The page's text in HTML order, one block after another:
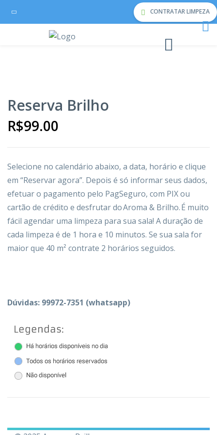
CONTRATAR LIMPEZA
Reserva Brilho
R$99.00
Selecione no calendário abaixo, a data, horário e clique
em “Reservar agora”. Depois é só informar seus dados,
efetuaro pagamento pelo PagSeguro, com PIX ou
cartão de crédito e desfrutar doAroma & Brilho. É muito
fácil agendar uma limpeza para sua sala! A duração de
cada limpeza é de 1 hora e 10 minutos. Se sua sala for
maior que 40 m² contrate 2 horários seguidos.
Dúvidas: 99972-7351 (whatsapp)